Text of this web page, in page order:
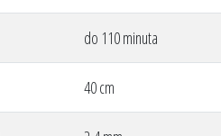
do 110 minuta
40 cm